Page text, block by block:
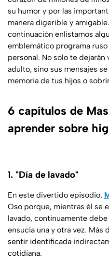
su humor y por las
manera digerible y
continuación enlistamos
emblemático programa
personal. No solo te
adulto, sino sus mensajes
memoria de tus hijos o
6 capítulos de
aprender sobre
1. "Día de lavado"
En este divertido episodio,
Oso porque, mientras él se
lavado, continuamente
ensucia una y otra vez. Más
sentir identificada
cotidiana.